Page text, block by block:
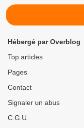
Hébergé par Overblog
Top articles
Pages
Contact
Signaler un abus
C.G.U.